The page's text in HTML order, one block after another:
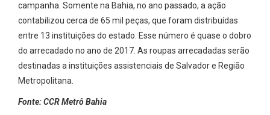
campanha. Somente na Bahia, no ano passado, a ação
contabilizou cerca de 65 mil peças, que foram distribuídas
entre 13 instituições do estado. Esse número é quase o dobro
do arrecadado no ano de 2017. As roupas arrecadadas serão
destinadas a instituições assistenciais de Salvador e Região
Metropolitana.
Fonte: CCR Metrô Bahia